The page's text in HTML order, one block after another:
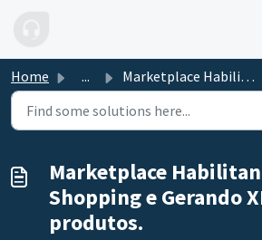
Home ... Marketplace Habilitando Google Shopping e Gerando XML dos...
Marketplace
Shopping e Gerando
produtos.